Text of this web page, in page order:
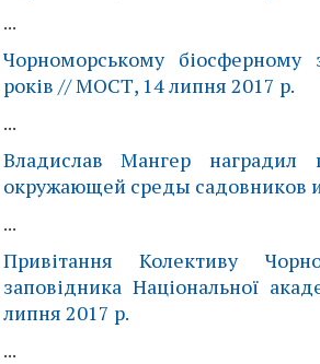
...
Чорноморському біосферному
років // МОСТ, 14 липня 2017 р.
...
Владислав Мангер
окружающей среды садовников
...
Привітання Колективу
заповідника Національної
липня 2017 р.
...